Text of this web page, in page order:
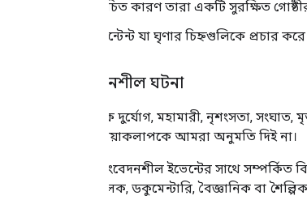
উচিত কারণ তারা একটি সুরক্ষিত
কন্টেন্ট যা ঘৃণার চিহ্নগুলিকে প্রচার
সংবেদনশীল ঘটনা
প্রাকৃতিক দুর্যোগ, মহামারী, নৃশংসতা,
এমন ক্রিয়াকলাপকে আমরা অনুমতি দিই না।
একটি সংবেদনশীল ইভেন্টের সাথে
(শিক্ষামূলক, ডকুমেন্টারি, বৈজ্ঞানিক বা